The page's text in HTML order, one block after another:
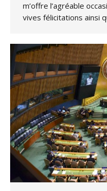
m’offre l’agréable
vives félicitations ainsi